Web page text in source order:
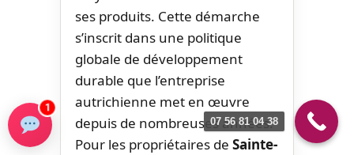
ses produits. Cette démarche
s’inscrit dans une politique
globale de développement
durable que l’entreprise
autrichienne met en œuvre
depuis de nombreuses années.
Pour les propriétaires de Sainte-
07 56 81 04 38
1